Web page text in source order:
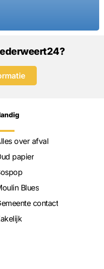
over afval
papier
Blues
contact